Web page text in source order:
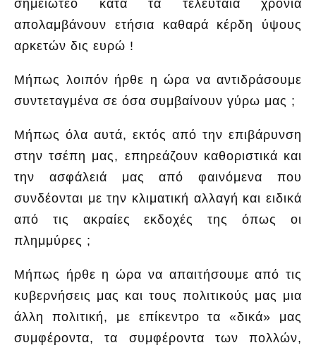
σημειωτέο κατά τα τελευταία χρόνια
απολαμβάνουν ετήσια καθαρά κέρδη ύψους
αρκετών δις ευρώ !
Μήπως λοιπόν ήρθε η ώρα να αντιδράσουμε
συντεταγμένα σε όσα συμβαίνουν γύρω μας ;
Μήπως όλα αυτά, εκτός από την επιβάρυνση
στην τσέπη μας, επηρεάζουν καθοριστικά και
την ασφάλειά μας από φαινόμενα που
συνδέονται με την κλιματική αλλαγή και ειδικά
από τις ακραίες εκδοχές της όπως οι
πλημμύρες ;
Μήπως ήρθε η ώρα να απαιτήσουμε από τις
κυβερνήσεις μας και τους πολιτικούς μας μια
άλλη πολιτική, με επίκεντρο τα «δικά» μας
συμφέροντα, τα συμφέροντα των πολλών,